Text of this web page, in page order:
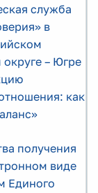
служба
в
– Югре
как
получения
виде
Единого